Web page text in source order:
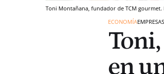
Toni Montañana, fundador de TCM gourmet.
ECONOMÍAEMPRESAS
en